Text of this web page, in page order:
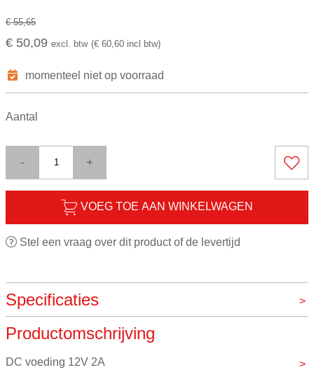
€ 55,65
€ 50,09 excl. btw (€ 60,60 incl btw)
momenteel niet op voorraad
Aantal
- +
VOEG TOE AAN WINKELWAGEN
Stel een vraag over dit product of de levertijd
Specificaties
Merk
Productomschrijving
DC voeding 12V 2A